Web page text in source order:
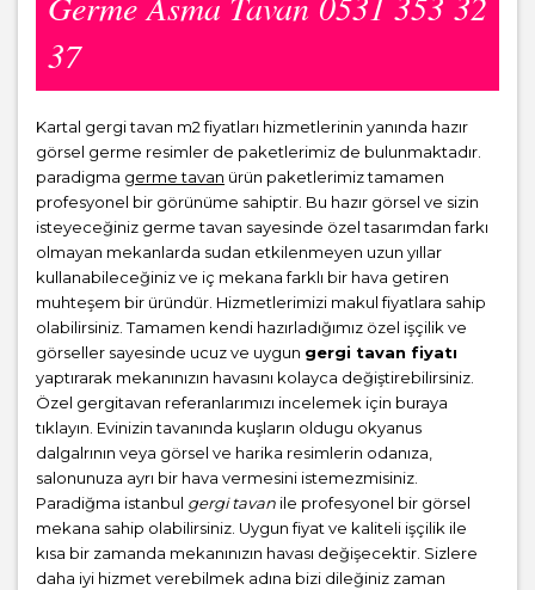
37
Kartal gergi tavan m2 fiyatları hizmetlerinin yanında hazır
görsel germe resimler de paketlerimiz de bulunmaktadır.
paradigma germe tavan ürün paketlerimiz tamamen
profesyonel bir görünüme sahiptir. Bu hazır görsel ve sizin
isteyeceğiniz germe tavan sayesinde özel tasarımdan farkı
olmayan mekanlarda sudan etkilenmeyen uzun yıllar
kullanabileceğiniz ve iç mekana farklı bir hava getiren
muhteşem bir üründür. Hizmetlerimizi makul fiyatlara sahip
olabilirsiniz. Tamamen kendi hazırladığımız özel işçilik ve
görseller sayesinde ucuz ve uygun gergi tavan fiyatı
yaptırarak mekanınızın havasını kolayca değiştirebilirsiniz.
Özel gergitavan referanlarımızı incelemek için buraya
tıklayın. Evinizin tavanında kuşların oldugu okyanus
dalgalrının veya görsel ve harika resimlerin odanıza,
salonunuza ayrı bir hava vermesini istemezmisiniz.
Paradiğma istanbul gergi tavan ile profesyonel bir görsel
mekana sahip olabilirsiniz. Uygun fiyat ve kaliteli işçilik ile
kısa bir zamanda mekanınızın havası değişecektir. Sizlere
daha iyi hizmet verebilmek adına bizi dileğiniz zaman